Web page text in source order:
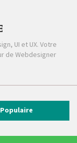
UI et UX. Votre
de Webdesigner
Populaire